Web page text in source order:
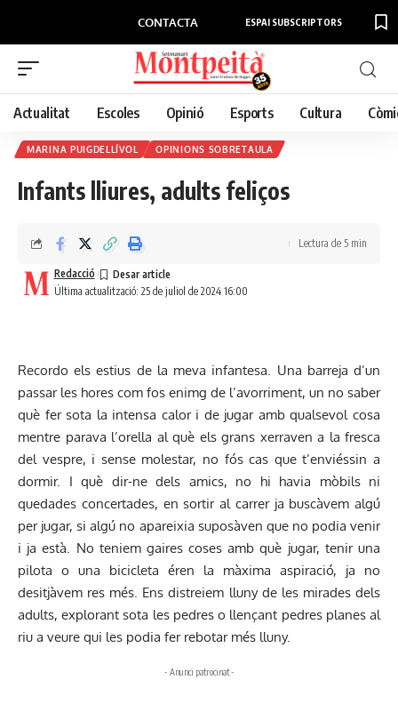
CONTACTA ESPAI SUBSCRIPTORS
Actualitat Escoles Opinió Esports Cultura
MARINA PUIGDELLÍVOL OPINIONS SOBRETAULA
Infants lliures, adults feliços
Última actualització: 25 de juliol de 2024 16:00
Redacció
Lectura de 5 min
Recordo els estius de la meva infantesa. Una barreja d’un
passar les hores com fos enimg de l’avorriment, un no saber
què fer sota la intensa calor i de jugar amb qualsevol cosa
mentre parava l’orella al què els grans xerraven a la fresca
del vespre, i sense molestar, no fós cas que t’enviéssin a
dormir. I què dir-ne dels amics, no hi havia mòbils ni
quedades concertades, en sortir al carrer ja buscàvem algú
per jugar, si algú no apareixia suposàven que no podia venir
i ja està. No teniem gaires coses amb què jugar, tenir una
pilota o una bicicleta éren la màxima aspiració, ja no
desitjàvem res més. Ens distreiem lluny de les mirades dels
adults, explorant sota les pedres o llençant pedres planes al
riu a veure qui les podia fer rebotar més lluny.
- Anunci patrocinat -